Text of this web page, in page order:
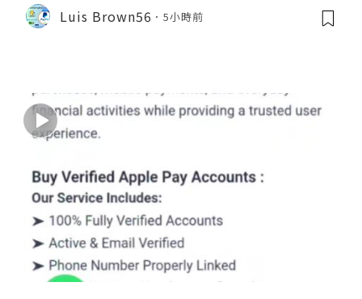
Luis Brown56 5小時前